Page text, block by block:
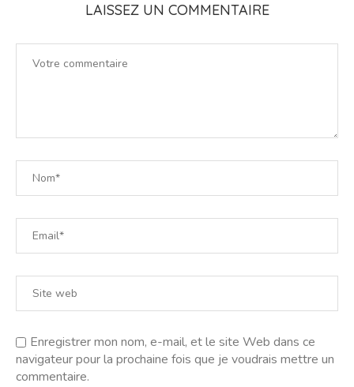
LAISSEZ UN COMMENTAIRE
Enregistrer mon nom, e-mail, et le site Web dans ce
navigateur pour la prochaine fois que je voudrais mettre un
commentaire.